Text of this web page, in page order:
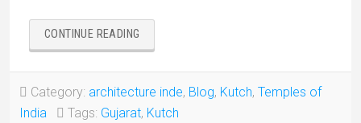
CONTINUE READING
FORT
KUTCH »
Category: architecture inde, Blog, Kutch, Temples of
India
Tags: Gujarat, Kutch